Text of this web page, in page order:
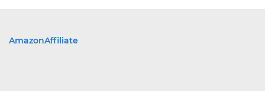
AmazonAffiliate